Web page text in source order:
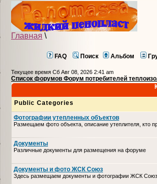
Главная \
FAQ Поиск Альбом
Текущее время Сб Авг 08, 2026 2:41 am
Список форумов Форум потребителей
Public Categories
Фотографии утепленных объектов
Размещаем фото объекта, описание утеплителя, кто
Документы
Различные документы для размещения на форуме
Документы и фото ЖСК Союз
Здесь размещаем документы и фотографии ЖСК Союз